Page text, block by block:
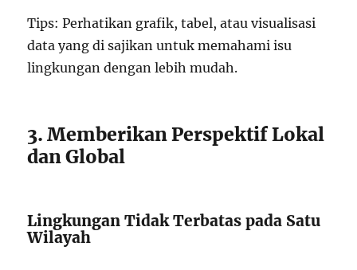
Tips: Perhatikan grafik, tabel, atau visualisasi
data yang di sajikan untuk memahami isu
lingkungan dengan lebih mudah.
3. Memberikan Perspektif Lokal
dan Global
Lingkungan Tidak Terbatas pada Satu
Wilayah